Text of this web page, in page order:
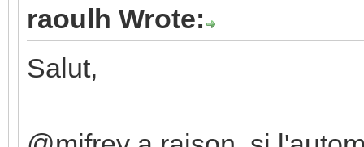
raoulh Wrote:
Salut,